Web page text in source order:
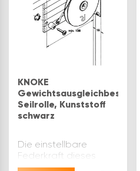
KNOKE
Gewichtsausgleichbeschlag
Seilrolle, Kunststoff
schwarz
Die einstellbare
Federkraft dieses
Beschlages hält den